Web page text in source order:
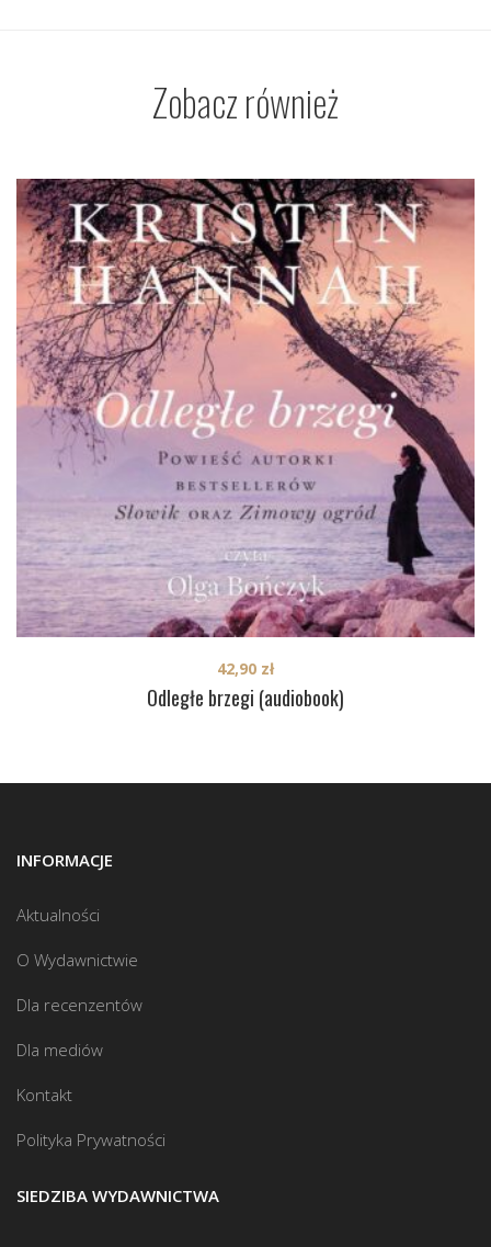
Zobacz również
Odległe brzegi (audiobook)
42,90 zł
INFORMACJE
Aktualności
O Wydawnictwie
Dla recenzentów
Dla mediów
Kontakt
Polityka Prywatności
SIEDZIBA WYDAWNICTWA